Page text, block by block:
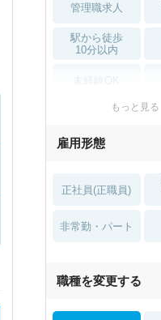
管理職求人
駅から徒歩
10分以内
住宅手当・補助
土日祝休
積極採用中
もっと見る
雇用形態
正社員(正職員)
非常勤・パート
職種を変更する